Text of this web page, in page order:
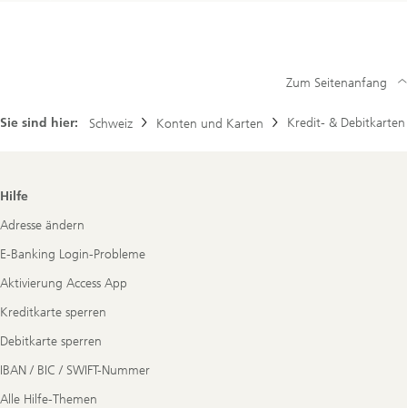
Sie sind hier: Schweiz Konten und Karten Kredit- & Debitkarten
Zum Seitenanfang
Footer
Hilfe
Adresse ändern
E-Banking Login-Probleme
Aktivierung Access App
Kreditkarte sperren
Debitkarte sperren
IBAN / BIC / SWIFT-Nummer
Alle Hilfe-Themen